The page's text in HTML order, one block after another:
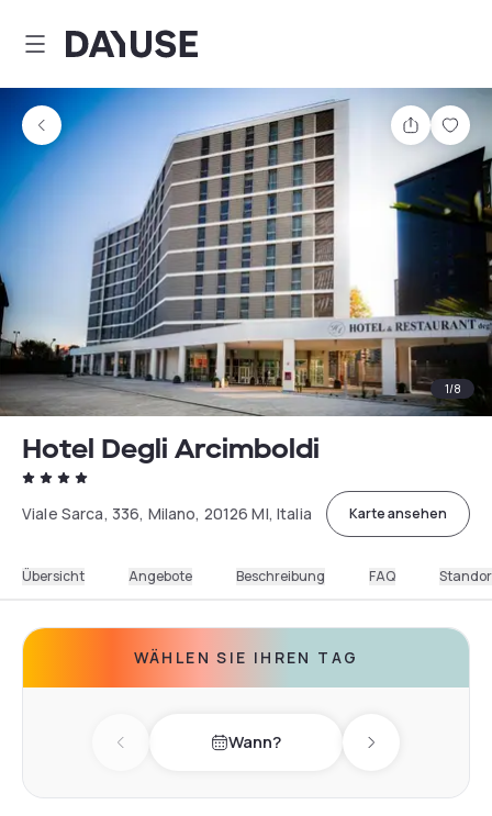
Dayuse
Teilen
1/8
Hotel Degli Arcimboldi
Viale Sarca, 336, Milano, 20126 MI, Italia Karte ansehen
Übersicht Angebote Beschreibung FAQ
WÄHLEN SIE IHREN TAG
Previous day Wann? Next day